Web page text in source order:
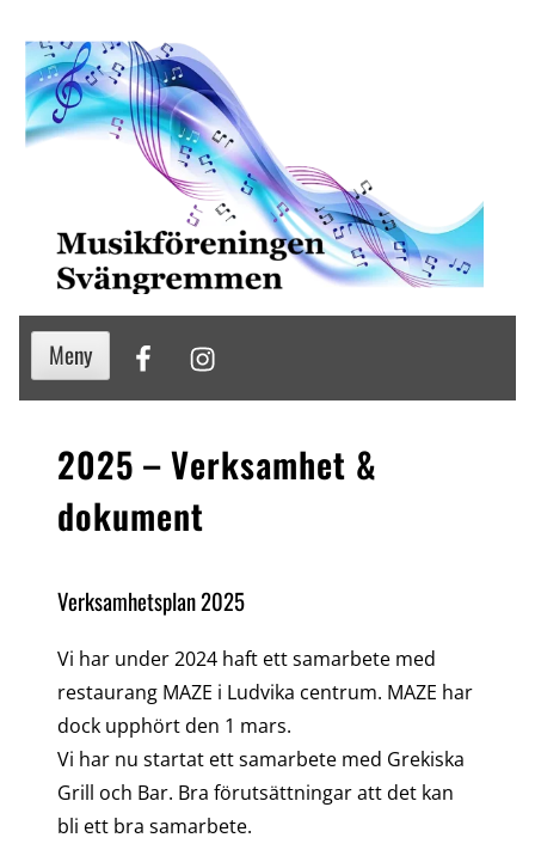
till
innehåll
Meny FacebookInstagram
2025 – Verksamhet &
dokument
Verksamhetsplan 2025
Vi har under 2024 haft ett samarbete med
restaurang MAZE i Ludvika centrum. MAZE har
dock upphört den 1 mars.
Vi har nu startat ett samarbete med Grekiska
Grill och Bar. Bra förutsättningar att det kan
bli ett bra samarbete.